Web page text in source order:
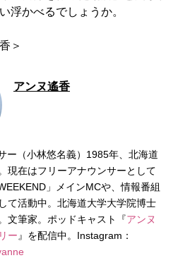
浮かべるでしょうか。
＞
アンヌ遙香
ー（小林悠名義）1985年、北海道
現在はフリーアナウンサーとして
」メインMCや、情報番組
て活動中。北海道大学大学院博士
文筆家。ポッドキャスト『アンヌ
ー 』を配信中。Instagram：